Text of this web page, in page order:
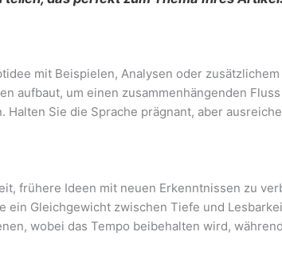
mit Beispielen, Analysen oder
aufbaut, um einen zusammenhängenden
Sie die Sprache prägnant, aber
frühere Ideen mit neuen Erkenntnissen zu
Gleichgewicht zwischen Tiefe und
wobei das Tempo beibehalten wird,